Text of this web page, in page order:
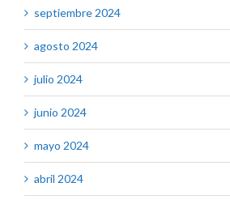
septiembre 2024
agosto 2024
julio 2024
junio 2024
mayo 2024
abril 2024